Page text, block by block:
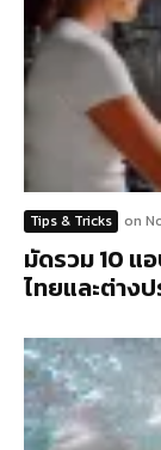
Tips & Tricks on
มัดรวม 10 แ
ไทยและต่างป